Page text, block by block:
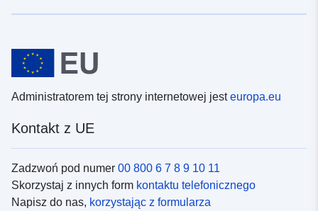
Administratorem tej strony internetowej jesteuropa.eu
Kontakt z UE
Zadzwoń pod numer 00 800 6 7 8 9 10 11
Skorzystaj z innych form kontaktu telefonicznego
Napisz do nas, korzystając z formularza